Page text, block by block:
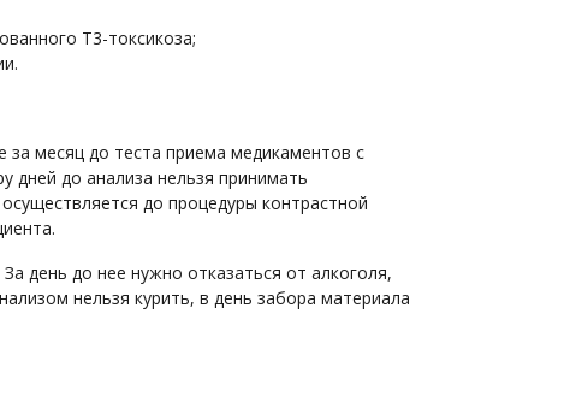
Т3-токсикоза;
месяц до теста приема медикаментов с
дней до анализа нельзя принимать
до процедуры контрастной
день до нее нужно отказаться от алкоголя,
нельзя курить, в день забора материала